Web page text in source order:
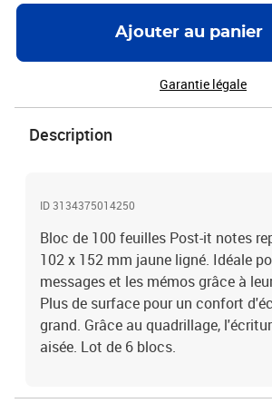
Ajouter au panier
Garantie légale
Description
ID 3134375014250
Bloc de 100 feuilles Post-it notes
102 x 152 mm jaune ligné. Idéale
messages et les mémos grâce à
Plus de surface pour un confort
grand. Grâce au quadrillage,
aisée. Lot de 6 blocs.